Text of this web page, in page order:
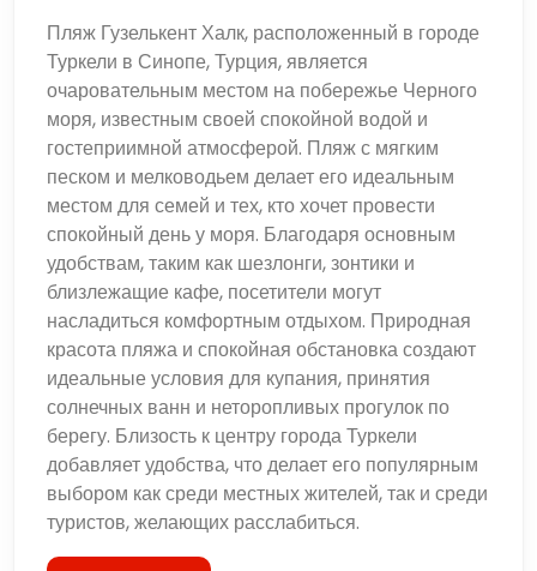
Пляж Гузелькент Халк, расположенный в городе
Туркели в Синопе, Турция, является
очаровательным местом на побережье Черного
моря, известным своей спокойной водой и
гостеприимной атмосферой. Пляж с мягким
песком и мелководьем делает его идеальным
местом для семей и тех, кто хочет провести
спокойный день у моря. Благодаря основным
удобствам, таким как шезлонги, зонтики и
близлежащие кафе, посетители могут
насладиться комфортным отдыхом. Природная
красота пляжа и спокойная обстановка создают
идеальные условия для купания, принятия
солнечных ванн и неторопливых прогулок по
берегу. Близость к центру города Туркели
добавляет удобства, что делает его популярным
выбором как среди местных жителей, так и среди
туристов, желающих расслабиться.